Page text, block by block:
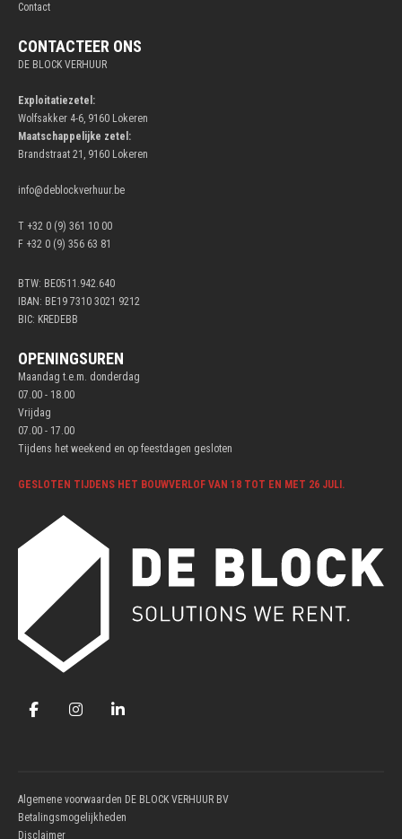
Contact
CONTACTEER ONS
DE BLOCK VERHUUR
Exploitatiezetel:
Wolfsakker 4-6, 9160 Lokeren
Maatschappelijke zetel:
Brandstraat 21, 9160 Lokeren
info@deblockverhuur.be
T +32 0 (9) 361 10 00
F +32 0 (9) 356 63 81
BTW: BE0511.942.640
IBAN: BE19 7310 3021 9212
BIC: KREDEBB
OPENINGSUREN
Maandag t.e.m. donderdag
07.00 - 18.00
Vrijdag
07.00 - 17.00
Tijdens het weekend en op feestdagen gesloten
GESLOTEN TIJDENS HET BOUWVERLOF VAN 18 TOT EN MET 26 JULI.
Algemene voorwaarden DE BLOCK VERHUUR BV
Betalingsmogelijkheden
Disclaimer